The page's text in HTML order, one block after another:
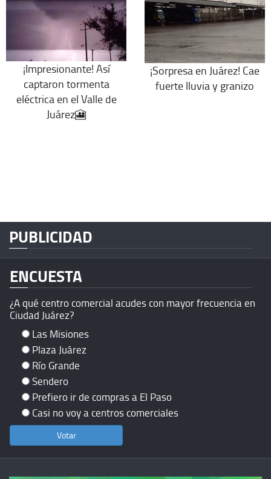
¡Impresionante! Así
captaron tormenta
eléctrica en el Valle de
Juárez🎦
¡Sorpresa en Juárez! Cae
fuerte lluvia y granizo
PUBLICIDAD
ENCUESTA
¿A qué centro comercial acudes con mayor frecuencia en
Ciudad Juárez?
Las Misiones
Plaza Juárez
Río Grande
Sendero
Prefiero ir de compras a El Paso
Casi no voy a centros comerciales